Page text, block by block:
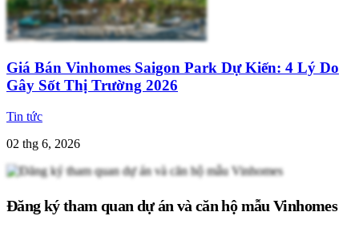
Giá Bán Vinhomes Saigon Park Dự Kiến: 4 Lý Do
Gây Sốt Thị Trường 2026
Tin tức
02 thg 6, 2026
Đăng ký tham quan dự án và căn hộ mẫu Vinhomes